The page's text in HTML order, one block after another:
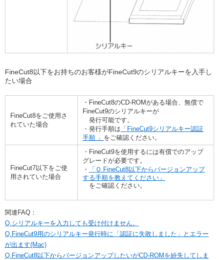
FineCut8以下をお持ちのお客様がFineCut9のシリアルキーを入手し
たい場合
FineCut8をご使用さ
れていた場合
・FineCut8のCD-ROMがある場合、無償で
FineCut9のシリアルキーが
発行可能です。
・発行手順は 「FineCut9シリアルキー認証
手順 」 をご確認ください。
FineCut7以下をご使
用されていた場合
・FineCut9を使用するには有償でのアップ
グレードが必要です。
・
「Ｑ.FineCut8以下からバージョンアップ
する手順を教えてください」
をご確認ください。
関連FAQ：
Q.シリアルキーを入力しても受け付けません。
Q.FineCut9用のシリアルキー発行時に「認証に失敗しました」とエラー
が出ます(Mac)
Q.FineCut8以下からバージョンアップしたいがCD-ROMを紛失してしま